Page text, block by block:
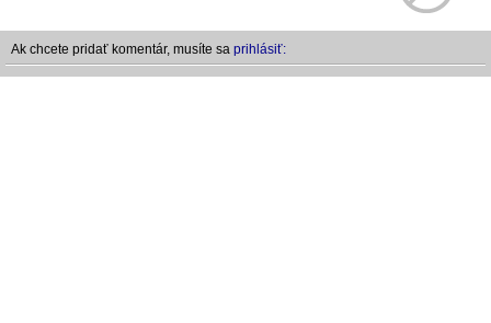
Ak chcete pridať komentár, musíte sa prihlásiť: